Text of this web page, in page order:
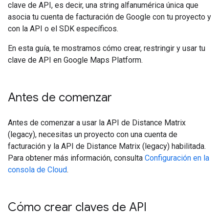
clave de API, es decir, una string alfanumérica única que
asocia tu cuenta de facturación de Google con tu proyecto y
con la API o el SDK específicos.
En esta guía, te mostramos cómo crear, restringir y usar tu
clave de API en Google Maps Platform.
Antes de comenzar
Antes de comenzar a usar la API de Distance Matrix
(legacy), necesitas un proyecto con una cuenta de
facturación y la API de Distance Matrix (legacy) habilitada.
Para obtener más información, consulta Configuración en la
consola de Cloud.
Cómo crear claves de API